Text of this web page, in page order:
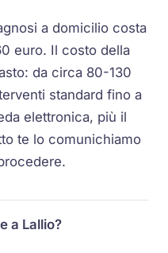
a domicilio costa
euro. Il costo della
da circa 80-130
standard fino a
elettronica, più il
te lo comunichiamo
a Lallio?